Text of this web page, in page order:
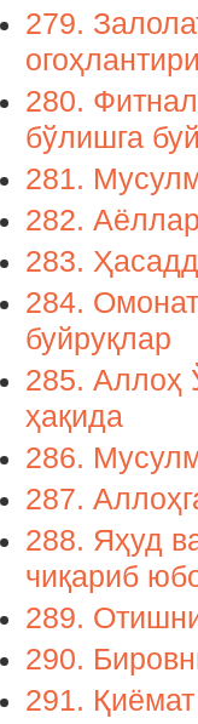
279.
280.
бўлишга
281.
282.
283.
284.
буйруқлар
285. Аллоҳ
ҳақида
286.
287.
288. Яҳуд
чиқариб
289.
290.
291.